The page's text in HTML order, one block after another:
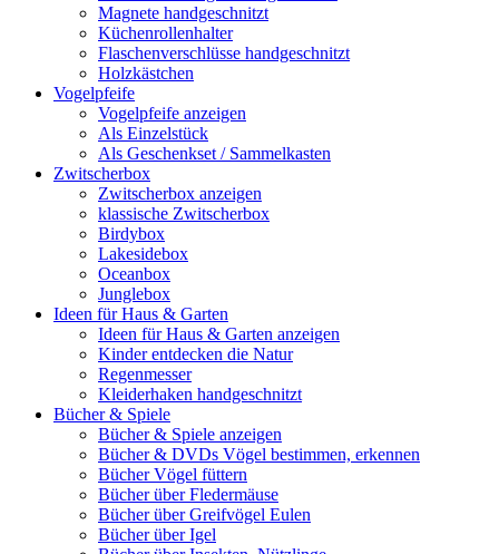
Magnete handgeschnitzt
Küchenrollenhalter
Flaschenverschlüsse handgeschnitzt
Holzkästchen
Vogelpfeife
Vogelpfeife anzeigen
Als Einzelstück
Als Geschenkset / Sammelkasten
Zwitscherbox
Zwitscherbox anzeigen
klassische Zwitscherbox
Birdybox
Lakesidebox
Oceanbox
Junglebox
Ideen für Haus & Garten
Ideen für Haus & Garten anzeigen
Kinder entdecken die Natur
Regenmesser
Kleiderhaken handgeschnitzt
Bücher & Spiele
Bücher & Spiele anzeigen
Bücher & DVDs Vögel bestimmen, erkennen
Bücher Vögel füttern
Bücher über Fledermäuse
Bücher über Greifvögel Eulen
Bücher über Igel